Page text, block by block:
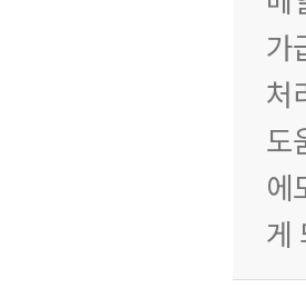
가
처
도
에
게